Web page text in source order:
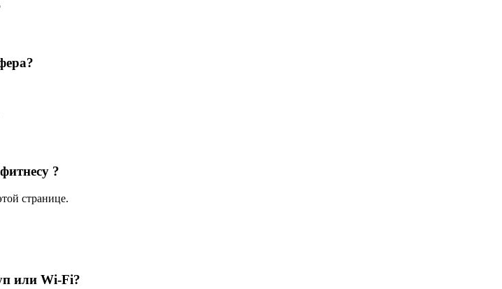
?
странице.
или Wi-Fi?